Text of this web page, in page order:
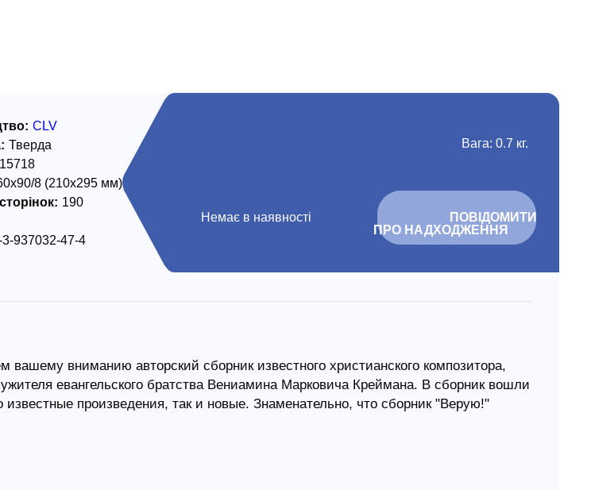
Вага: 0.7 кг.
Немає в наявності
ПРО НАДХОДЖЕННЯ
CLV
Тверда
15718
8 (210х295 мм)
190
937032-47-4
вашему вниманию авторский сборник известного христианского композитора,
евангельского братства Вениамина Марковича Креймана. В сборник вошли
известные произведения, так и новые. Знаменательно, что сборник "Верую!"